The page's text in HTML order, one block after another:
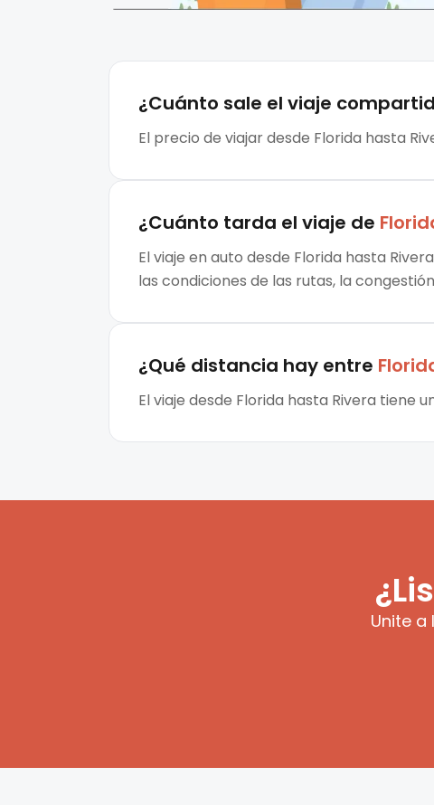
¿Cuánto sale el viaje
El precio de viajar desde Florida hasta
¿Cuánto tarda el viaje de
El viaje en auto desde Florida hasta
las condiciones de las rutas, la
¿Qué distancia hay entre
El viaje desde Florida hasta Rivera tiene
Unite